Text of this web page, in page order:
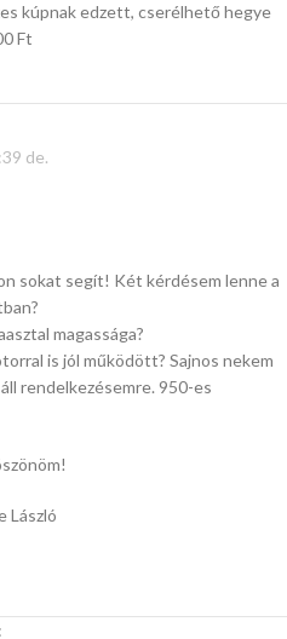
kúpnak edzett, cserélhető hegye
Ft
de.
sokat segít! Két kérdésem lenne a
magassága?
is jól működött? Sajnos nekem
rendelkezésemre. 950-es
László